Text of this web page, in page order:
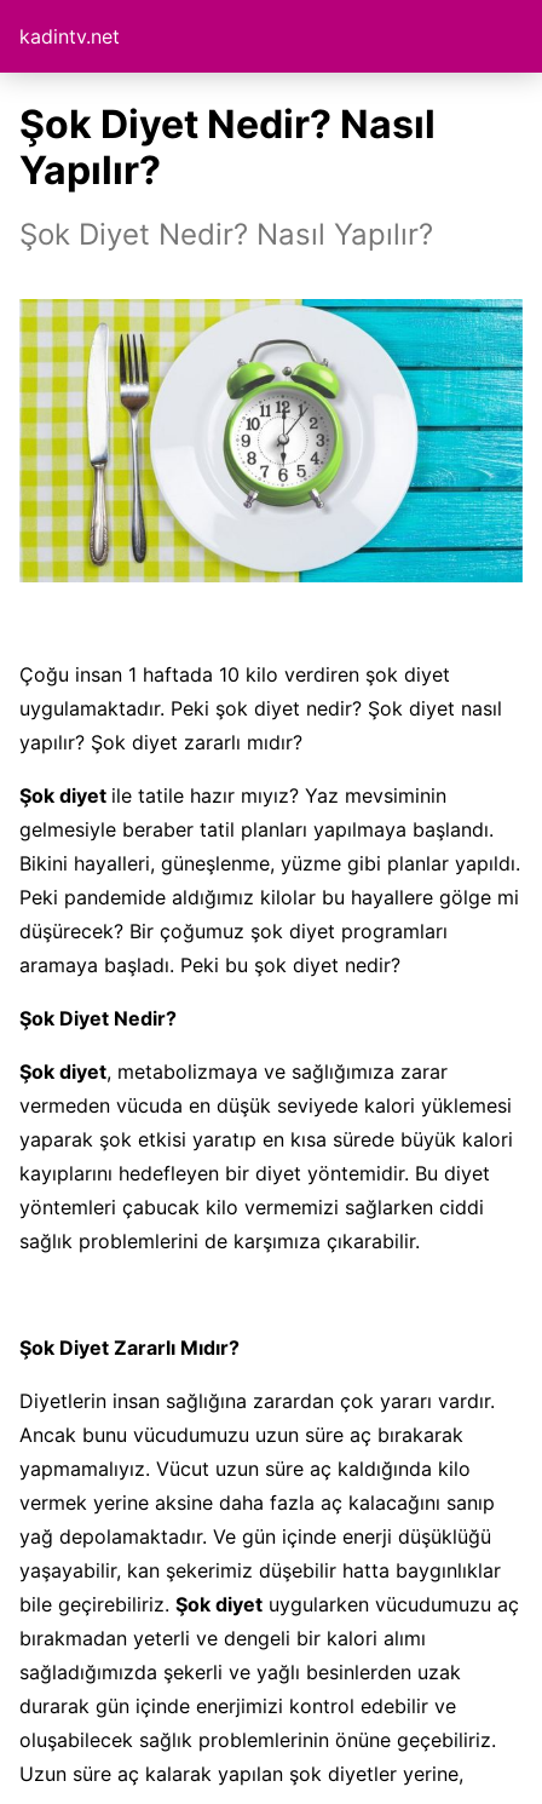
kadintv.net
Şok Diyet Nedir? Nasıl
Yapılır?
Şok Diyet Nedir? Nasıl Yapılır?
Çoğu insan 1 haftada 10 kilo verdiren şok diyet
uygulamaktadır. Peki şok diyet nedir? Şok diyet nasıl
yapılır? Şok diyet zararlı mıdır?
Şok diyet ile tatile hazır mıyız? Yaz mevsiminin
gelmesiyle beraber tatil planları yapılmaya başlandı.
Bikini hayalleri, güneşlenme, yüzme gibi planlar yapıldı.
Peki pandemide aldığımız kilolar bu hayallere gölge mi
düşürecek? Bir çoğumuz şok diyet programları
aramaya başladı. Peki bu şok diyet nedir?
Şok Diyet Nedir?
Şok diyet, metabolizmaya ve sağlığımıza zarar
vermeden vücuda en düşük seviyede kalori yüklemesi
yaparak şok etkisi yaratıp en kısa sürede büyük kalori
kayıplarını hedefleyen bir diyet yöntemidir. Bu diyet
yöntemleri çabucak kilo vermemizi sağlarken ciddi
sağlık problemlerini de karşımıza çıkarabilir.
Şok Diyet Zararlı Mıdır?
Diyetlerin insan sağlığına zarardan çok yararı vardır.
Ancak bunu vücudumuzu uzun süre aç bırakarak
yapmamalıyız. Vücut uzun süre aç kaldığında kilo
vermek yerine aksine daha fazla aç kalacağını sanıp
yağ depolamaktadır. Ve gün içinde enerji düşüklüğü
yaşayabilir, kan şekerimiz düşebilir hatta baygınlıklar
bile geçirebiliriz. Şok diyet uygularken vücudumuzu aç
bırakmadan yeterli ve dengeli bir kalori alımı
sağladığımızda şekerli ve yağlı besinlerden uzak
durarak gün içinde enerjimizi kontrol edebilir ve
oluşabilecek sağlık problemlerinin önüne geçebiliriz.
Uzun süre aç kalarak yapılan şok diyetler yerine,